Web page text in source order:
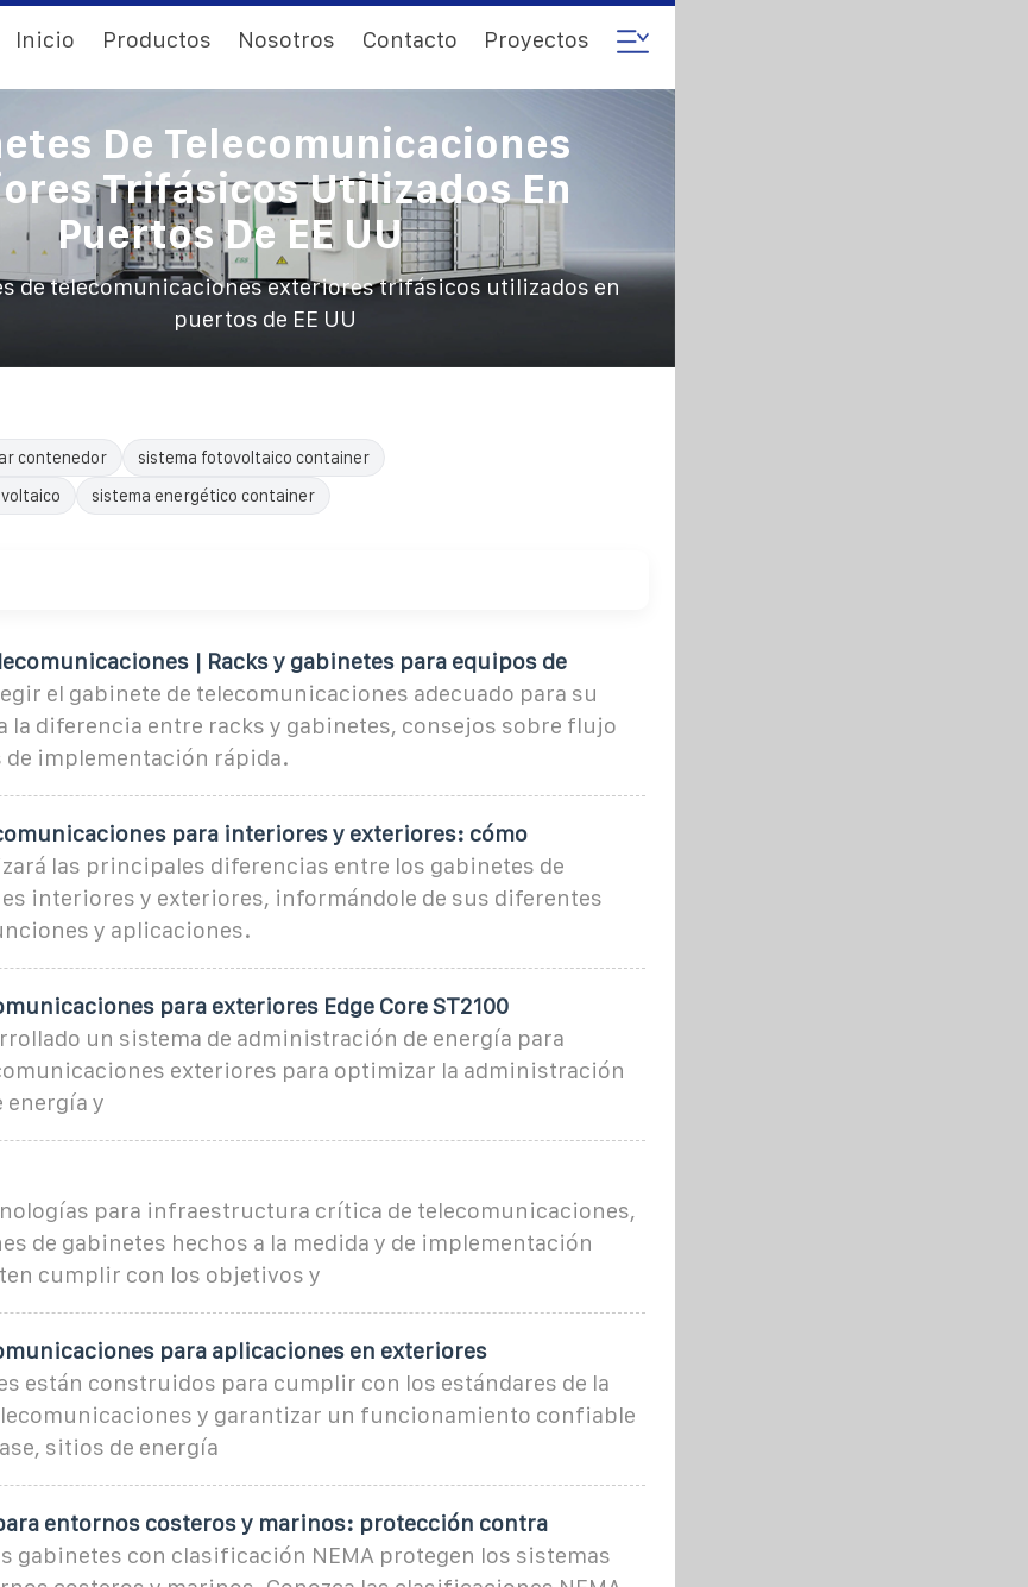
Inicio Productos Nosotros Contacto Proyectos
De Telecomunicaciones
Trifásicos Utilizados En
Puertos De EE UU
de telecomunicaciones exteriores trifásicos utilizados en
puertos de EE UU
contenedor
sistema fotovoltaico container
sistema energético container
| Racks y gabinetes para equipos de
el gabinete de telecomunicaciones adecuado para su
la diferencia entre racks y gabinetes, consejos sobre flujo
de implementación rápida.
para interiores y exteriores: cómo
las principales diferencias entre los gabinetes de
interiores y exteriores, informándole de sus diferentes
y aplicaciones.
para exteriores Edge Core ST2100
un sistema de administración de energía para
exteriores para optimizar la administración
energía y
para infraestructura crítica de telecomunicaciones,
de gabinetes hechos a la medida y de implementación
cumplir con los objetivos y
para aplicaciones en exteriores
están construidos para cumplir con los estándares de la
y garantizar un funcionamiento confiable
sitios de energía
entornos costeros y marinos: protección contra
gabinetes con clasificación NEMA protegen los sistemas